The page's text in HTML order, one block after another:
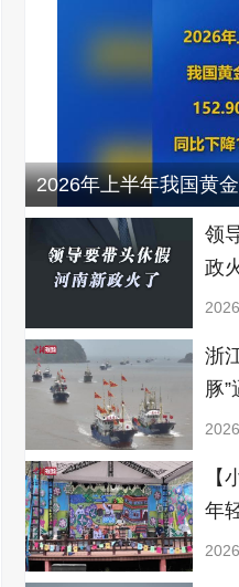
2026年上半年我国黄
降14.62%
领
政
浙
豚
【
年